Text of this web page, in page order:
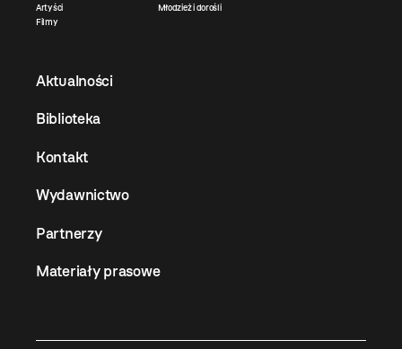
Artyści
Filmy
Młodzież i dorośli
Aktualności
Biblioteka
Kontakt
Wydawnictwo
Partnerzy
Materiały prasowe